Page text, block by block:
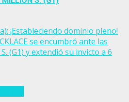
¡Estableciendo dominio pleno!
se encumbró ante las
(G1) y extendió su invicto a 6